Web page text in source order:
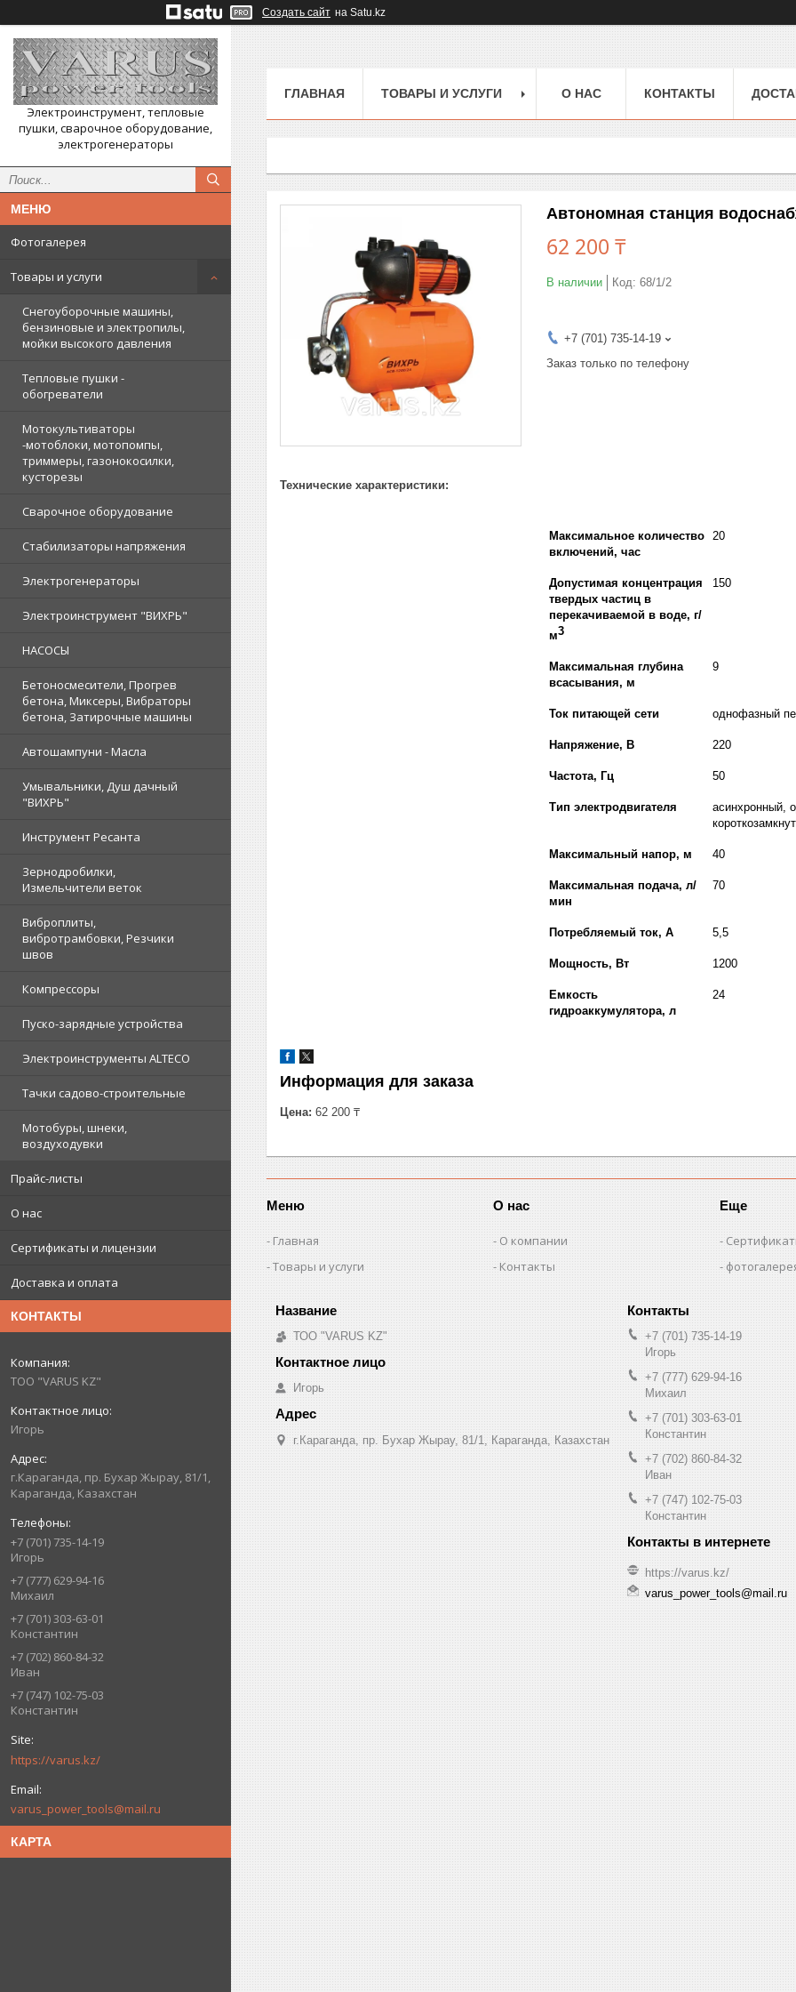
Создать сайт на Satu.kz
Электроинструмент, тепловые
пушки, сварочное оборудование,
электрогенераторы
Фотогалерея
Товары и услуги
Снегоуборочные машины,
бензиновые и электропилы,
мойки высокого давления
Тепловые пушки -
обогреватели
Мотокультиваторы
-мотоблоки, мотопомпы,
триммеры, газонокосилки,
кусторезы
Сварочное оборудование
Стабилизаторы напряжения
Электрогенераторы
Электроинструмент "ВИХРЬ"
НАСОСЫ
Бетоносмесители, Прогрев
бетона, Миксеры, Вибраторы
бетона, Затирочные машины
Автошампуни - Масла
Умывальники, Душ дачный
"ВИХРЬ"
Инструмент Ресанта
Зернодробилки,
Измельчители веток
Виброплиты,
вибротрамбовки, Резчики
швов
Компрессоры
Пуско-зарядные устройства
Электроинструменты ALTECO
Тачки садово-строительные
Мотобуры, шнеки,
воздуходувки
Прайс-листы
О нас
Сертификаты и лицензии
Доставка и оплата
КОНТАКТЫ
ТОО "VARUS KZ"
Игорь
г.Караганда, пр. Бухар Жырау, 81/1,
Караганда, Казахстан
+7 (701) 735-14-19
Игорь
+7 (777) 629-94-16
Михаил
+7 (701) 303-63-01
Константин
+7 (702) 860-84-32
Иван
+7 (747) 102-75-03
Константин
https://varus.kz/
varus_power_tools@mail.ru
КАРТА
ГЛАВНАЯ ТОВАРЫ И УСЛУГИ О НАС КОНТАКТЫ
Автономная станция
62 200 ₸
В наличии Код: 68/1/2
+7 (701) 735-14-19
Заказ только по телефону
Технические характеристики:
Максимальное количество
включений, час
20
Допустимая концентрация
твердых частиц в
перекачиваемой в воде, г/
м3
150
Максимальная глубина
всасывания, м
9
Ток питающей сети однофазный
Напряжение, В 220
Частота, Гц 50
Тип электродвигателя
асинхронный,
Максимальный напор, м 40
Максимальная подача, л/
мин
70
Потребляемый ток, А 5,5
Мощность, Вт 1200
Емкость
гидроаккумулятора, л
24
Информация для заказа
Цена: 62 200 ₸
Меню
Главная
Товары и услуги
О нас
О компании
Контакты
Еще
ТОО "VARUS KZ"
Игорь
г.Караганда, пр. Бухар Жырау, 81/1, Караганда, Казахстан
+7 (701) 735-14-19
Игорь
+7 (777) 629-94-16
Михаил
+7 (701) 303-63-01
Константин
+7 (702) 860-84-32
Иван
+7 (747) 102-75-03
Константин
https://varus.kz/
varus_power_tools@mail.ru